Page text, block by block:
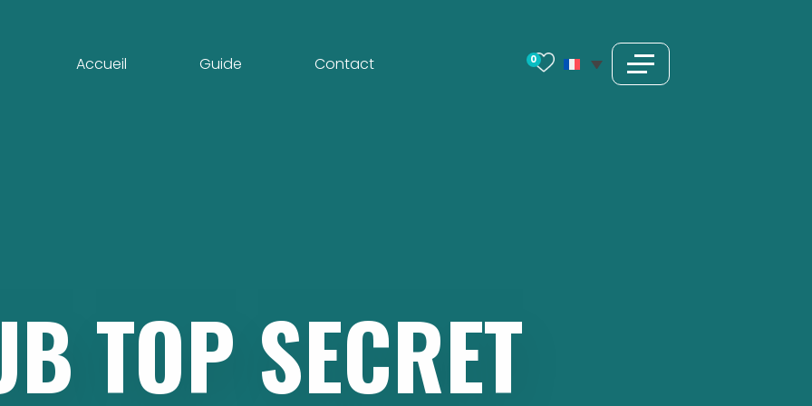
Accueil Guide Contact 0
TOP SECRET